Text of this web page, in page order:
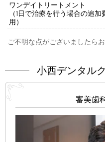
ワンデイトリートメント
（1日で治療を行う場合の追加
用）
ご不明な点がございましたら
小西デンタル
審美歯